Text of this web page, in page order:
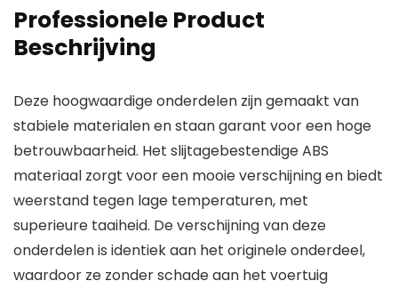
Professionele Product
Beschrijving
Deze hoogwaardige onderdelen zijn gemaakt van
stabiele materialen en staan garant voor een hoge
betrouwbaarheid. Het slijtagebestendige ABS
materiaal zorgt voor een mooie verschijning en biedt
weerstand tegen lage temperaturen, met
superieure taaiheid. De verschijning van deze
onderdelen is identiek aan het originele onderdeel,
waardoor ze zonder schade aan het voertuig